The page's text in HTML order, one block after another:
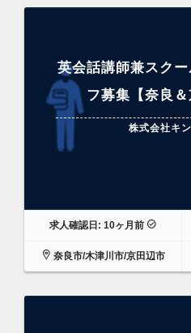
英会話講師兼スク
フ募集【奈良＆
株式会社キ
求人確認日: 10ヶ月前
奈良市/木津川市/京田辺市